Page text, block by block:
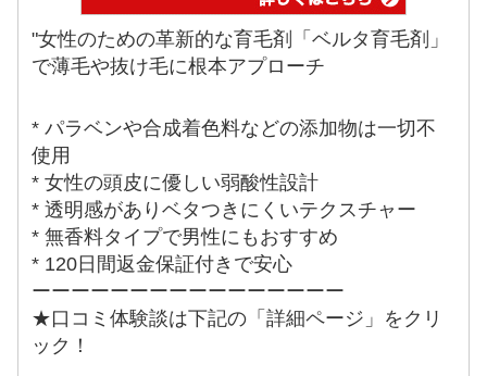
"女性のための革新的な育毛剤「ベルタ育毛剤」
で薄毛や抜け毛に根本アプローチ
* パラベンや合成着色料などの添加物は一切不
使用
* 女性の頭皮に優しい弱酸性設計
* 透明感がありベタつきにくいテクスチャー
* 無香料タイプで男性にもおすすめ
* 120日間返金保証付きで安心
ーーーーーーーーーーーーーーーー
★口コミ体験談は下記の「詳細ページ」をクリ
ック！